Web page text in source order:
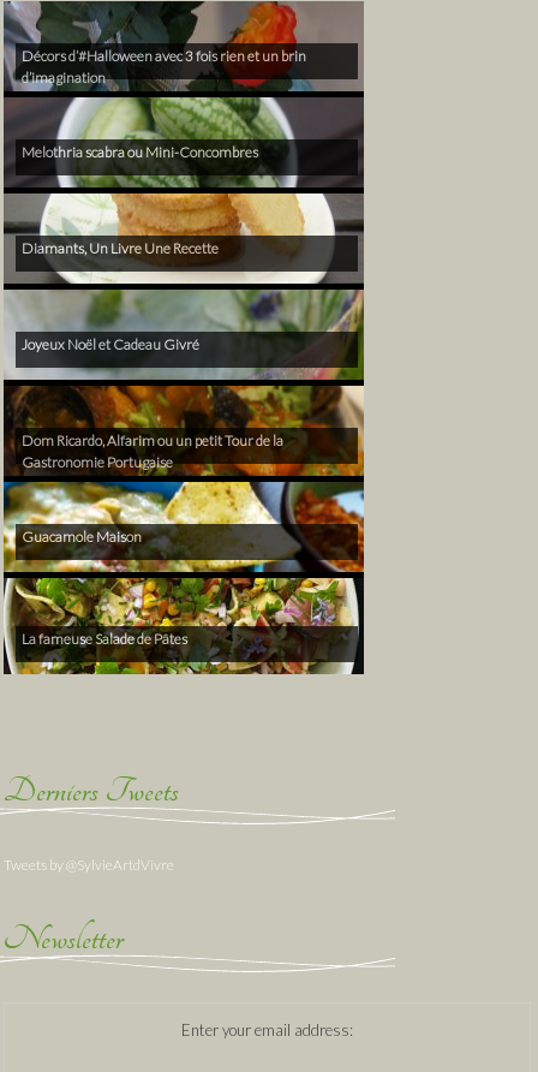
Décors d’#Halloween avec 3 fois rien et un brin
d’imagination
Melothria scabra ou Mini-Concombres
Diamants, Un Livre Une Recette
Joyeux Noël et Cadeau Givré
Dom Ricardo, Alfarim ou un petit Tour de la
Gastronomie Portugaise
Guacamole Maison
La fameuse Salade de Pâtes
Derniers Tweets
Tweets by @SylvieArtdVivre
Newsletter
Enter your email address: